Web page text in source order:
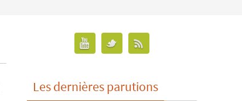
Les dernières parutions